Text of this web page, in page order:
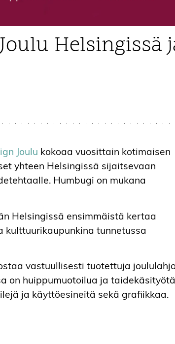
Helsingissä
Joulu kokoaa vuosittain kotimaisen
yhteen Helsingissä sijaitsevaan
Humbugi on mukana
Helsingissä ensimmäistä kertaa
kulttuurikaupunkina tunnetussa
vastuullisesti tuotettuja
on huippumuotoilua ja
ja käyttöesineitä sekä grafiikkaa.